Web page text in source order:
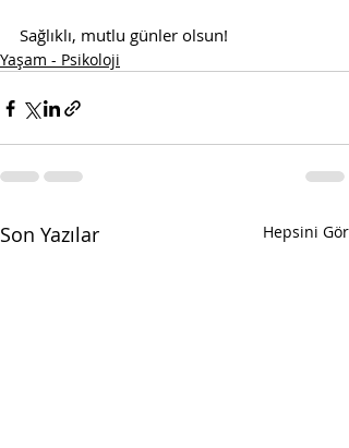
Sağlıklı, mutlu günler olsun!
Yaşam - Psikoloji
Son Yazılar Hepsini Gör